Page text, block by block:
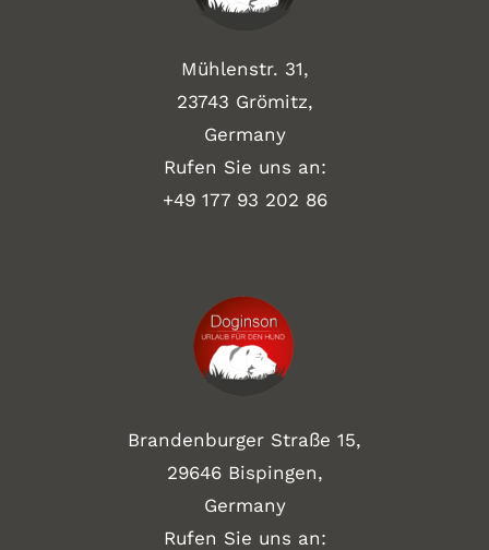
Mühlenstr. 31,
23743 Grömitz,
Germany
Rufen Sie uns an:
+49 177 93 202 86
Brandenburger Straße 15,
29646 Bispingen,
Germany
Rufen Sie uns an: